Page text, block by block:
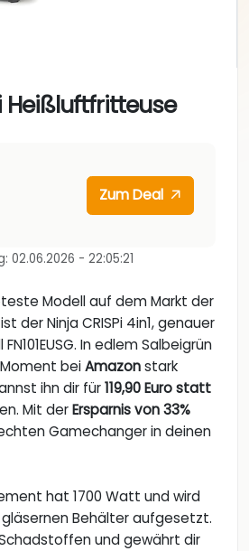
Heißluftfritteuse
Zum Deal
02.06.2026 - 22:05:21
Modell auf dem Markt der
der Ninja CRISPi 4in1, genauer
In edlem Salbeigrün
beiAmazonstark
ihn dir für119,90 Euro statt
Mit derErsparnis von 33%
Gamechanger in deinen
hat 1700 Watt und wird
Behälter aufgesetzt.
und gewährt dir